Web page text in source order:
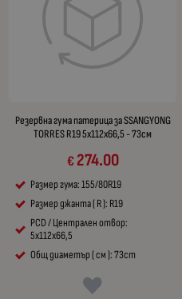
Резервна гума патерица за SSANGYONG
TORRES R19 5x112x66,5 - 73см
274.00
€
Размер гума: 155/80R19
Размер джанта ( R ): R19
PCD / Централен отвор:
5x112x66,5
Общ диаметър ( см ): 73cm